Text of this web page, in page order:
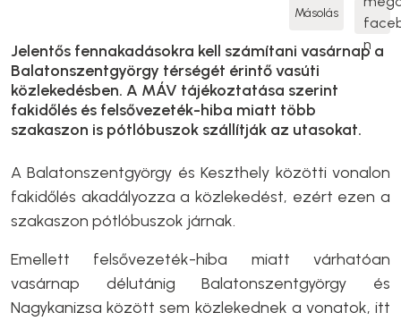
Másolás
Jelentős fennakadásokra kell számítani vasárnap a
Balatonszentgyörgy térségét érintő vasúti
közlekedésben. A MÁV tájékoztatása szerint
fakidőlés és felsővezeték-hiba miatt több
szakaszon is pótlóbuszok szállítják az utasokat.
A Balatonszentgyörgy és Keszthely közötti vonalon
fakidőlés akadályozza a közlekedést, ezért ezen a
szakaszon pótlóbuszok járnak.
Emellett felsővezeték-hiba miatt várhatóan
vasárnap délutánig Balatonszentgyörgy és
Nagykanizsa között sem közlekednek a vonatok, itt